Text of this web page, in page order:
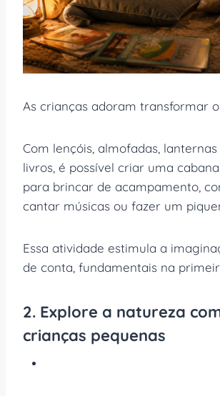
As crianças adoram transformar
Com lençóis, almofadas,
livros, é possível criar uma
para brincar de acampamento,
cantar músicas ou fazer um
Essa atividade estimula a
de conta, fundamentais na
2. Explore a natureza
crianças pequenas